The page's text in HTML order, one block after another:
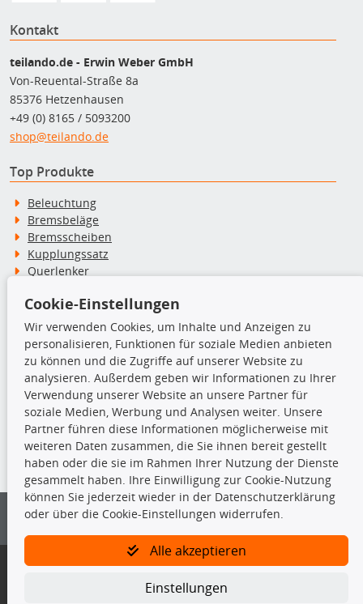
Kontakt
teilando.de - Erwin Weber GmbH
Von-Reuental-Straße 8a
85376 Hetzenhausen
+49 (0) 8165 / 5093200
shop@teilando.de
Top Produkte
Beleuchtung
Bremsbeläge
Bremsscheiben
Kupplungssatz
Querlenker
Stoßdämpfer
TecDoc Inside
Die hier angezeigten Daten insbesondere die gesamte Datenbank dürfen
nicht kopiert werden.
Es ist zu unterlassen, die Daten oder die gesamte Datenbank ohne
vorherige Zustimmung von TecDoc zu vervielfältigen, zu verbreiten
und/oder diese Handlungen durch Dritte ausführen zu lassen. Ein
Bitte prüfen Sie, ob das über unseren Onlineshop identifizierte Ersatzteil
Gegebenenfalls sind ergänzende Informationen notwendig, um
Cookie-Einstellungen
Wir verwenden Cookies, um Inhalte und Anzeigen zu
personalisieren, Funktionen für soziale Medien anbieten
zu können und die Zugriffe auf unserer Website zu
analysieren. Außerdem geben wir Informationen zu Ihrer
Verwendung unserer Website an unsere Partner für
soziale Medien, Werbung und Analysen weiter. Unsere
Partner führen diese Informationen möglicherweise mit
weiteren Daten zusammen, die Sie ihnen bereit gestellt
haben oder die sie im Rahmen Ihrer Nutzung der Dienste
gesammelt haben. Ihre Einwilligung zur Cookie-Nutzung
können Sie jederzeit wieder in der Datenschutzerklärung
oder über die Cookie-Einstellungen widerrufen.
Alle akzeptieren
Einstellungen